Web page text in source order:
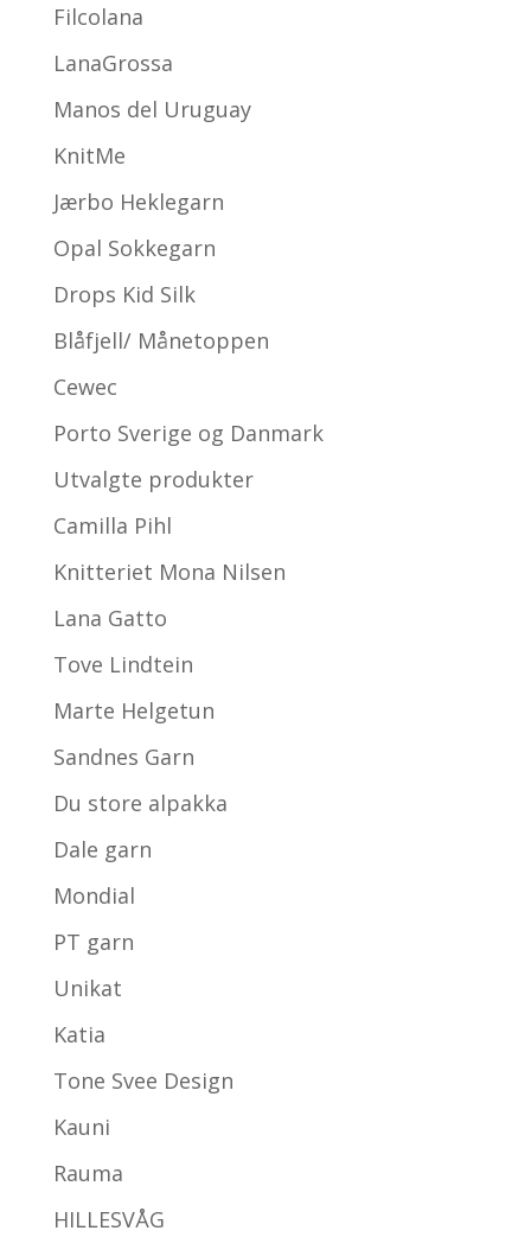
Filcolana
LanaGrossa
Manos del Uruguay
KnitMe
Jærbo Heklegarn
Opal Sokkegarn
Drops Kid Silk
Blåfjell/ Månetoppen
Cewec
Porto Sverige og Danmark
Utvalgte produkter
Camilla Pihl
Knitteriet Mona Nilsen
Lana Gatto
Tove Lindtein
Marte Helgetun
Sandnes Garn
Du store alpakka
Dale garn
Mondial
PT garn
Unikat
Katia
Tone Svee Design
Kauni
Rauma
HILLESVÅG